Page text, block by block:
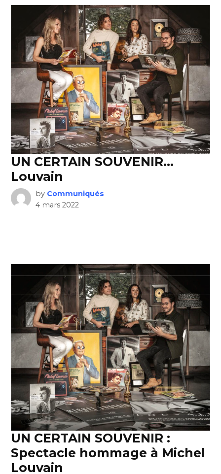
UN CERTAIN SOUVENIR…
Louvain
by Communiqués
4 mars 2022
UN CERTAIN SOUVENIR :
Spectacle hommage à Michel
Louvain